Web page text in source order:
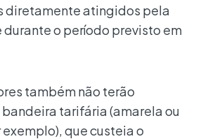
diretamente atingidos pela
o período previsto em
também não terão
tarifária (amarela ou
que custeia o